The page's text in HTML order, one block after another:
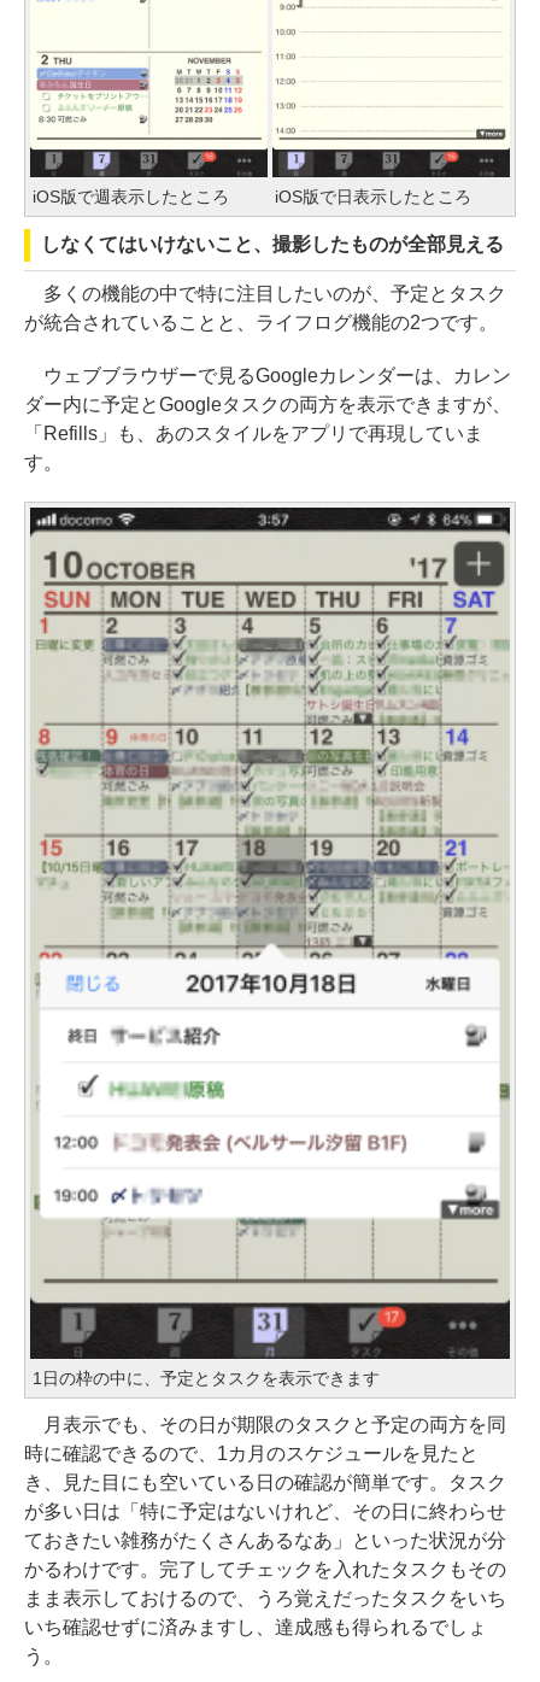
iOS版で週表示したところ iOS版で日表示したところ
しなくてはいけないこと、撮影したものが全部見える
多くの機能の中で特に注目したいのが、予定とタスク
が統合されていることと、ライフログ機能の2つです。
ウェブブラウザーで見るGoogleカレンダーは、カレン
ダー内に予定とGoogleタスクの両方を表示できますが、
「Refills」も、あのスタイルをアプリで再現していま
す。
1日の枠の中に、予定とタスクを表示できます
月表示でも、その日が期限のタスクと予定の両方を同
時に確認できるので、1カ月のスケジュールを見たと
き、見た目にも空いている日の確認が簡単です。タスク
が多い日は「特に予定はないけれど、その日に終わらせ
ておきたい雑務がたくさんあるなあ」といった状況が分
かるわけです。完了してチェックを入れたタスクもその
まま表示しておけるので、うろ覚えだったタスクをいち
いち確認せずに済みますし、達成感も得られるでしょ
う。